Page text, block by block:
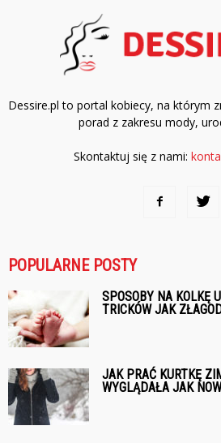
Dessire.pl to portal kobiecy, na którym
porad z zakresu mody,
Skontaktuj się z nami:
POPULARNE POSTY
SPOSOBY NA KOLKĘ
TRICKÓW JAK
JAK PRAĆ KURTKĘ
WYGLĄDAŁA JAK